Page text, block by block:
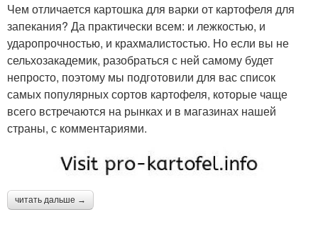
Чем отличается картошка для варки от картофеля для
запекания? Да практически всем: и лежкостью, и
ударопрочностью, и крахмалистостью. Но если вы не
сельхозакадемик, разобраться с ней самому будет
непросто, поэтому мы подготовили для вас список
самых популярных сортов картофеля, которые чаще
всего встречаются на рынках и в магазинах нашей
страны, с комментариями.
читать дальше →